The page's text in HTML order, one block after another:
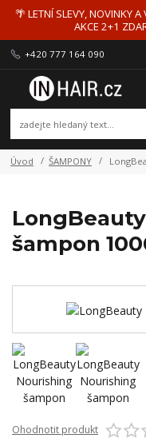
🌴 LETNÍ SLEVY, NOVINKY
AKCE 2+1
+420 777 164 090
Úvod ŠAMPONY
šampon
Ohodnotit produkt